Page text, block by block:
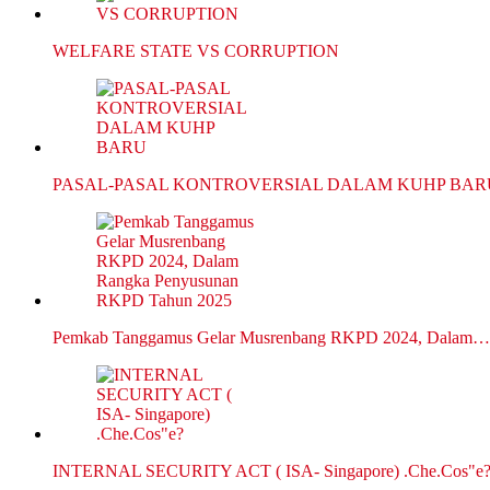
WELFARE STATE VS CORRUPTION
PASAL-PASAL KONTROVERSIAL DALAM KUHP
Pemkab Tanggamus Gelar Musrenbang RKPD 2024, Dalam…
INTERNAL SECURITY ACT ( ISA- Singapore) .Che.Cos"e?